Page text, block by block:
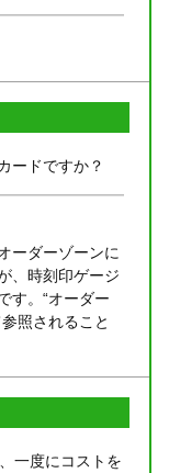
ードですか？
ーダーゾーンに
、時刻印ゲージ
す。“オーダー
照されること
一度にコストを